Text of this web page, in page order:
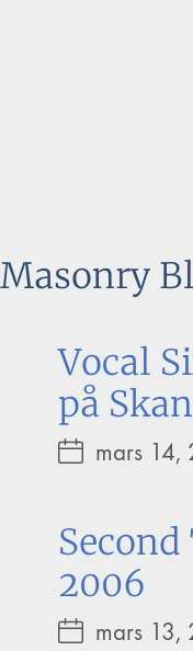
Masonry
Vocal
på
mars 14,
2006
mars 13,